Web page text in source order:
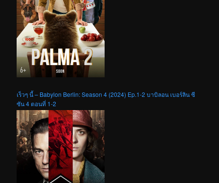
เร็วๆ นี้ – Babylon Berlin: Season 4 (2024) Ep.1-2 บาบิลอน เบอร์ลิน ซี
ซัน 4 ตอนที่ 1-2